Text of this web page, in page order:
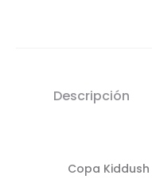
Descripción
Copa